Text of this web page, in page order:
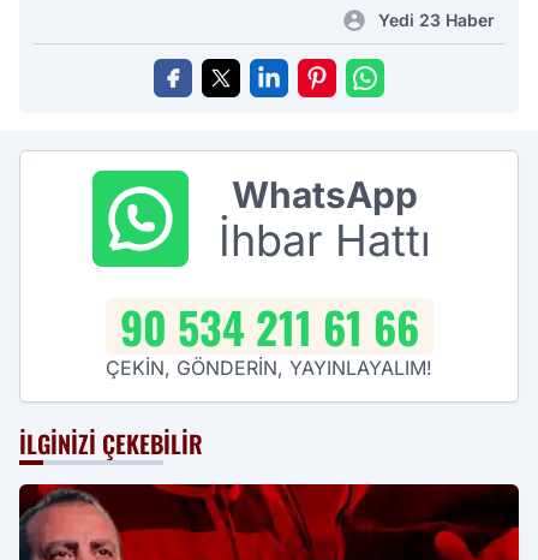
Yedi 23 Haber
WhatsApp
İhbar Hattı
90 534 211 61 66
ÇEKİN, GÖNDERİN, YAYINLAYALIM!
İLGINIZI ÇEKEBILIR